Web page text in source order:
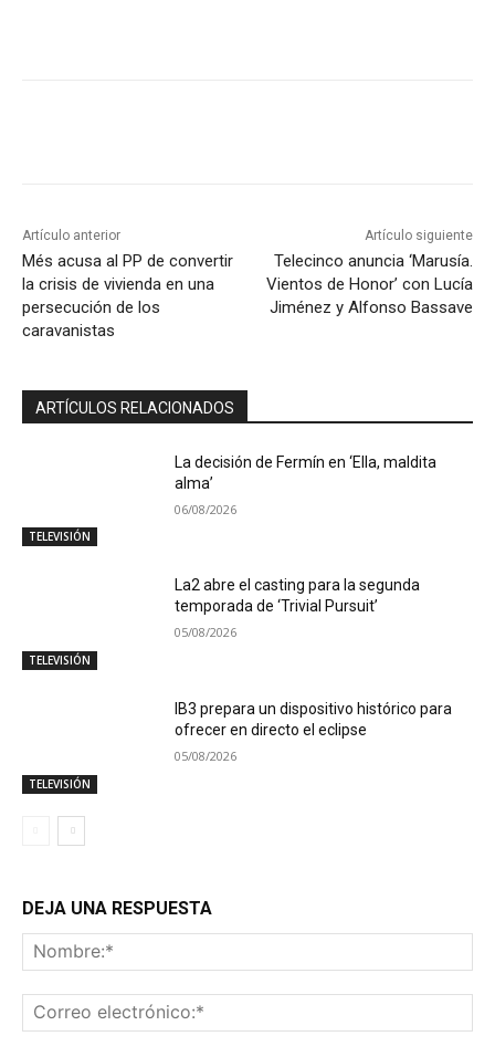
Artículo anterior
Més acusa al PP de convertir
la crisis de vivienda en una
persecución de los
caravanistas
Artículo siguiente
Telecinco anuncia ‘Marusía.
Vientos de Honor’ con Lucía
Jiménez y Alfonso Bassave
ARTÍCULOS RELACIONADOS
TELEVISIÓN
La decisión de Fermín en ‘Ella, maldita
alma’
06/08/2026
TELEVISIÓN
La2 abre el casting para la segunda
temporada de ‘Trivial Pursuit’
05/08/2026
TELEVISIÓN
IB3 prepara un dispositivo histórico para
ofrecer en directo el eclipse
05/08/2026
DEJA UNA RESPUESTA